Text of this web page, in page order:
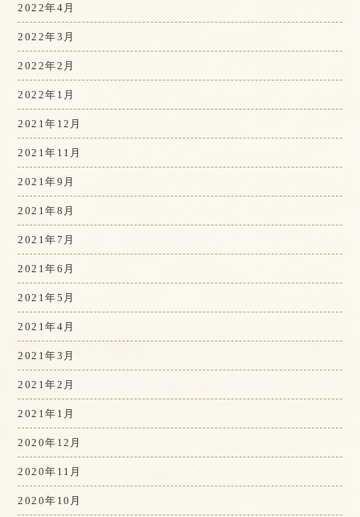
2022年4月
2022年3月
2022年2月
2022年1月
2021年12月
2021年11月
2021年9月
2021年8月
2021年7月
2021年6月
2021年5月
2021年4月
2021年3月
2021年2月
2021年1月
2020年12月
2020年11月
2020年10月